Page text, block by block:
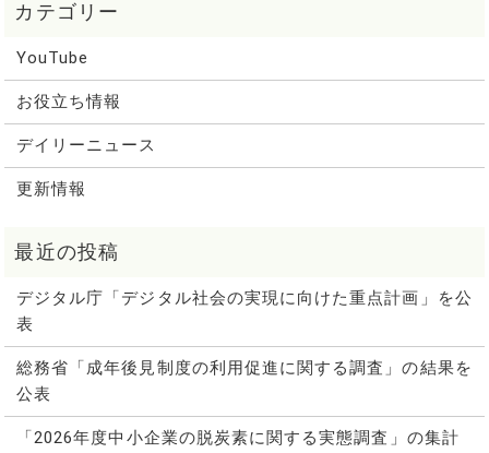
YouTube
お役立ち情報
デイリーニュース
更新情報
デジタル庁「デジタル社会の実現に向けた重点計画」を公
表
総務省「成年後見制度の利用促進に関する調査」の結果を
公表
「2026年度中小企業の脱炭素に関する実態調査」の集計